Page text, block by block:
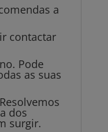
a
contactar
Pode
as suas
dos
surgir.